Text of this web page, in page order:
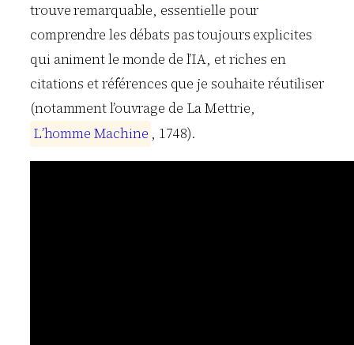
trouve remarquable, essentielle pour
comprendre les débats pas toujours explicites
qui animent le monde de l’IA, et riches en
citations et références que je souhaite réutiliser
(notamment l’ouvrage de La Mettrie,
L’homme Machine , 1748).